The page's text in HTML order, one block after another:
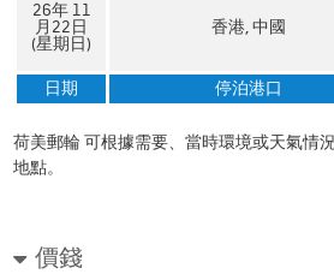
26年 11
月22日
(星期日)
香港, 中國
日期 停泊港口
荷美郵輪 可根據需要、當時環境或天氣情
地點。
價錢